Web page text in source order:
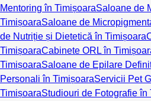
Mentoring în TimișoaraSaloane de
TimișoaraSaloane de
de Nutriție și Dietetică în Timișoara
TimișoaraCabinete ORL în
TimișoaraSaloane de Epilare
Personali în TimișoaraServicii Pet
TimișoaraStudiouri de Fotografie în